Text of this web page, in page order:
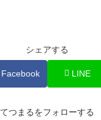
シェアする
Facebook LINE
てつまるをフォローする